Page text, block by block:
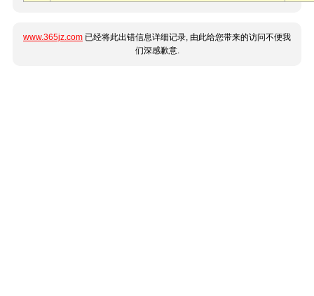
www.365jz.com 已经将此出错信息详细记录, 由此给您带来的访问不便我
们深感歉意.